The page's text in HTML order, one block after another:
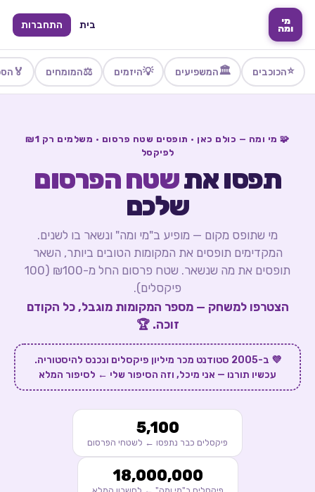
מי
ומה בית התחברות
⭐הכוכבים 🏛️המשפיעים 💡היזמים ⚖️המומחים 🏅
🧩 מי ומה — כולם כאן · תופסים שטח פרסום · משלמים רק ₪1
לפיקסל
תפסו אתשטח הפרסום
שלכם
מי שתופס מקום — מופיע ב"מי ומה" ונשאר בו לשנים.
המקדימים תופסים את המקומות הטובים ביותר, השאר
תופסים את מה שנשאר. שטח פרסום החל מ-₪100 (100
פיקסלים).
הצטרפו למשחק — מספר המקומות מוגבל, כל הקודם
זוכה. 🏆
💜 ב-2005 סטודנט מכר מיליון פיקסלים ונכנס להיסטוריה.
עכשיו תורנו — אני מיכל, וזה הסיפור שלי ← לסיפור המלא
5,100
פיקסלים כבר נתפסו ← לשטחי הפרסום
18,000,000